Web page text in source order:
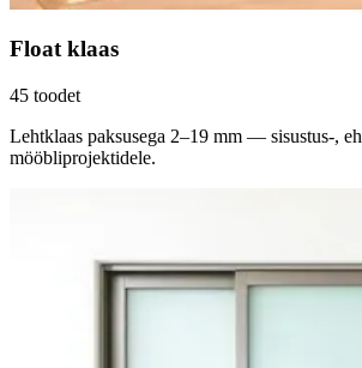
Float klaas
45 toodet
Lehtklaas paksusega 2–19 mm — sisustus-,
mööbliprojektidele.